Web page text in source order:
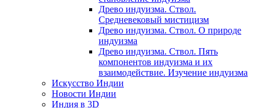
Древо индуизма. Ствол.
Средневековый мистицизм
Древо индуизма. Ствол. О природе
индуизма
Древо индуизма. Ствол. Пять
компонентов индуизма и их
взаимодействие. Изучение индуизма
Искусство Индии
Новости Индии
Индия в 3D